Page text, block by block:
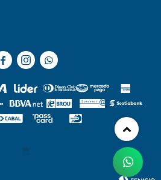
  